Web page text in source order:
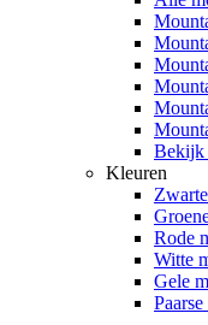
Bekijk
Kleuren
Rode
Witte
Gele